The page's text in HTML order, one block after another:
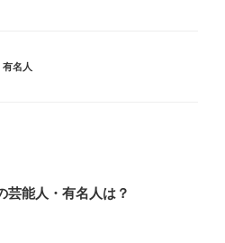
名人
芸能人・有名人は？